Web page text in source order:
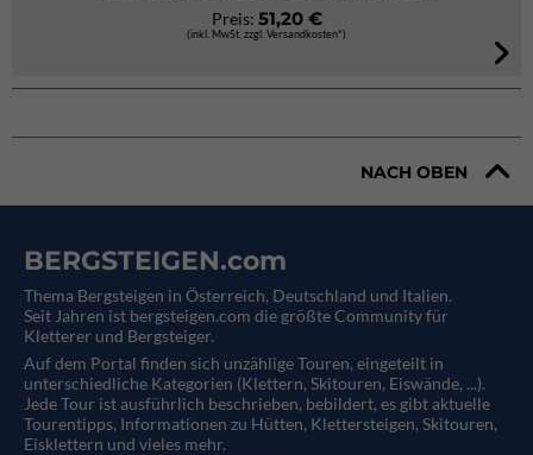
Preis: 51,20 €
(inkl. MwSt. zzgl. Versandkosten*)
NACH OBEN
BERGSTEIGEN.com
Thema Bergsteigen in Österreich, Deutschland und Italien.
Seit Jahren ist bergsteigen.com die größte Community für
Kletterer und Bergsteiger.
Auf dem Portal finden sich unzählige Touren, eingeteilt in
unterschiedliche Kategorien (Klettern, Skitouren, Eiswände, ...).
Jede Tour ist ausführlich beschrieben, bebildert, es gibt aktuelle
Tourentipps, Informationen zu Hütten, Klettersteigen, Skitouren,
Eisklettern und vieles mehr.